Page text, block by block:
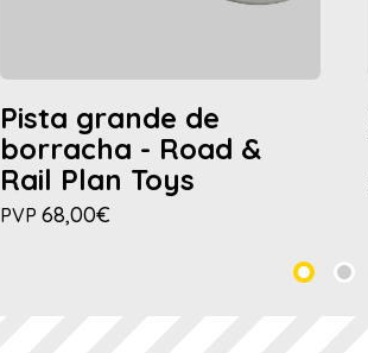
Pista grande de
borracha - Road &
Rail Plan Toys
PVP 68,00€